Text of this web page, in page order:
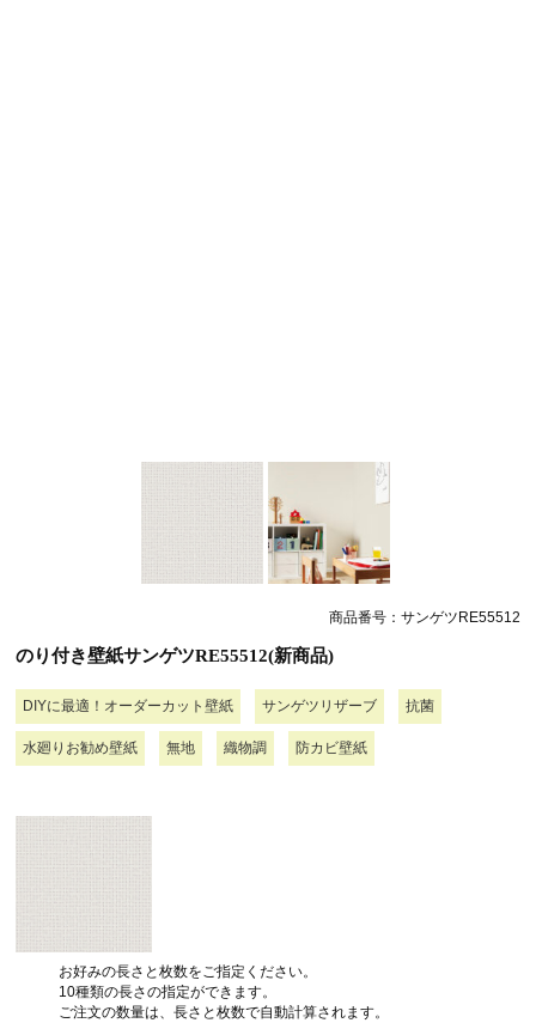
商品番号：サンゲツRE55512
のり付き壁紙サンゲツRE55512(新商品)
DIYに最適！オーダーカット壁紙 サンゲツリザーブ 抗菌
水廻りお勧め壁紙 無地 織物調 防カビ壁紙
お好みの長さと枚数をご指定ください。
10種類の長さの指定ができます。
ご注文の数量は、長さと枚数で自動計算されます。